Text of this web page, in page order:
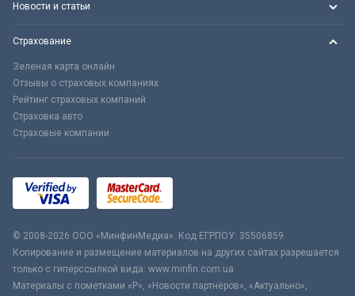
Новости и статьи
Страхование
Зеленая карта онлайн
Отзывы о страховых компаниях
Рейтинг страховых компаний
Страховка авто
Страховые компании
© 2008-2026 ООО «МинфинМедиа». Код ЕГРПОУ: 35506859
Копирование и размещение материалов на других сайтах разрешается
только с гиперссылкой вида: www.minfin.com.ua
Материалы с пометками «Р», «Новости партнёров», «Актуально»,